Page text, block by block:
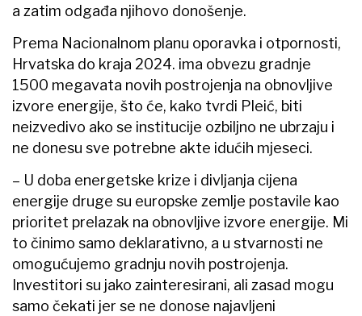
a zatim odgađa njihovo donošenje.
Prema Nacionalnom planu oporavka i otpornosti,
Hrvatska do kraja 2024. ima obvezu gradnje
1500 megavata novih postrojenja na obnovljive
izvore energije, što će, kako tvrdi Pleić, biti
neizvedivo ako se institucije ozbiljno ne ubrzaju i
ne donesu sve potrebne akte idućih mjeseci.
– U doba energetske krize i divljanja cijena
energije druge su europske zemlje postavile kao
prioritet prelazak na obnovljive izvore energije. Mi
to činimo samo deklarativno, a u stvarnosti ne
omogućujemo gradnju novih postrojenja.
Investitori su jako zainteresirani, ali zasad mogu
samo čekati jer se ne donose najavljeni